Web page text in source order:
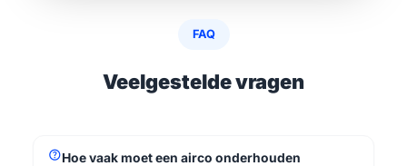
FAQ
Veelgestelde vragen
helpHoe vaak moet een airco onderhouden